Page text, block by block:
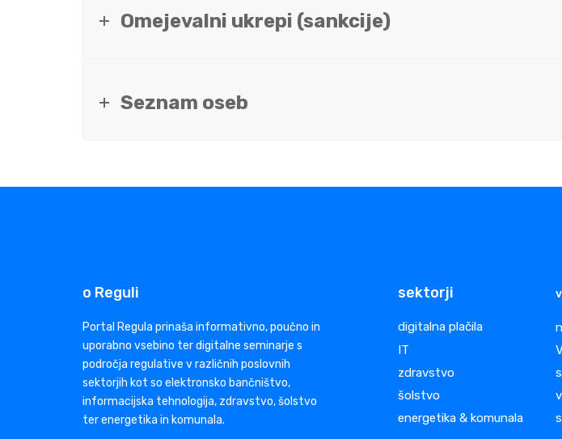
Omejevalni ukrepi (sankcije)
Seznam oseb
o Reguli
Portal Regula prinaša informativno, poučno in
uporabno vsebino ter digitalne seminarje s
področja regulative v različnih poslovnih
sektorjih kot so elektronsko bančništvo,
informacijska tehnologija, zdravstvo, šolstvo
ter energetika in komunala.
sektorji
digitalna plačila
IT
zdravstvo
šolstvo
energetika & komunala